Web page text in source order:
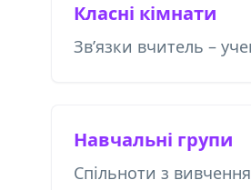
Класні кімнати
Зв’язки вчитель –
Навчальні групи
Спільноти з